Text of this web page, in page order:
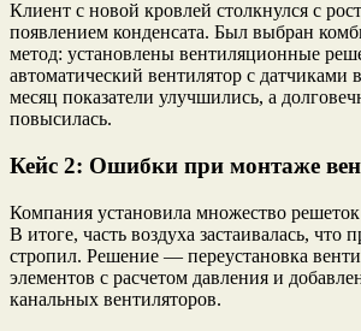
Клиент с новой кровлей столкнулся с
появлением конденсата. Был выбран
метод: установлены вентиляционные
автоматический вентилятор с датчиками
месяц показатели улучшились, а
повысилась.
Кейс 2: Ошибки при монтаже
Компания установила множество решеток
В итоге, часть воздуха застаивалась, что
стропил. Решение — переустановка
элементов с расчетом давления и
канальных вентиляторов.